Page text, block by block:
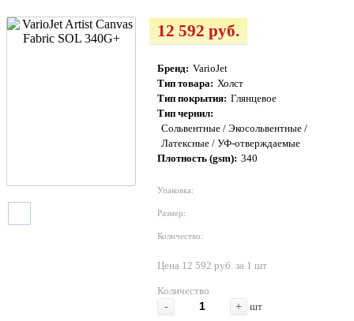
12 592 руб.
Бренд: VarioJet
Тип товара: Холст
Тип покрытия: Глянцевое
Тип чернил:
Сольвентные / Экосольвентные /
Латексные / УФ-отверждаемые
Плотность (gsm): 340
Упаковка:
Размер:
Количество:
Цена 12 592 руб. за 1 шт
Количество
-
+ шт